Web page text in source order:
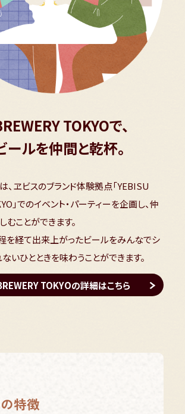
TOKYOで、
ールを仲間と乾杯。
、ヱビスのブランド体験拠点「YEBISU
」でのイベント・パーティーを企画し、仲
むことができます。
を経て出来上がったビールをみんなでシ
いひとときを味わうことができます。
TOKYOの詳細はこちら
特徴